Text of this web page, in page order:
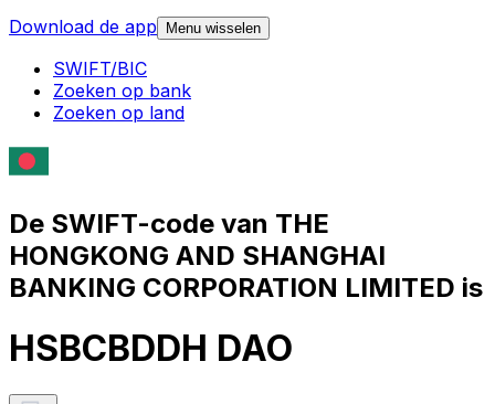
Download de app
Menu wisselen
SWIFT/BIC
Zoeken op bank
Zoeken op land
De SWIFT-code van THE
HONGKONG AND SHANGHAI
BANKING CORPORATION LIMITED is
HSBCBDDH DAO